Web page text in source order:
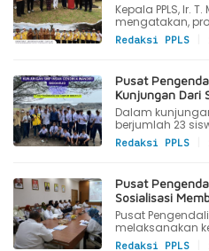
Kepala PPLS, Ir.
mengatakan,
Redaksi PPLS
Pusat
Kunjungan Dari
Dalam
berjumlah 23
Redaksi PPLS
Pusat
Sosialisasi
Pusat
melaksanakan
Redaksi PPLS